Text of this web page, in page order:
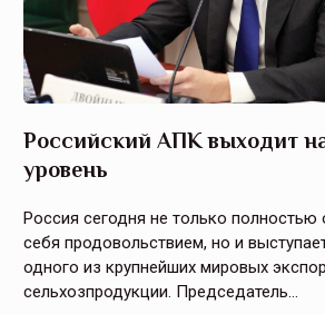
Российский АПК выходит
уровень
Россия сегодня не только полностью
себя продовольствием, но и
одного из крупнейших мировых
сельхозпродукции. Председатель…